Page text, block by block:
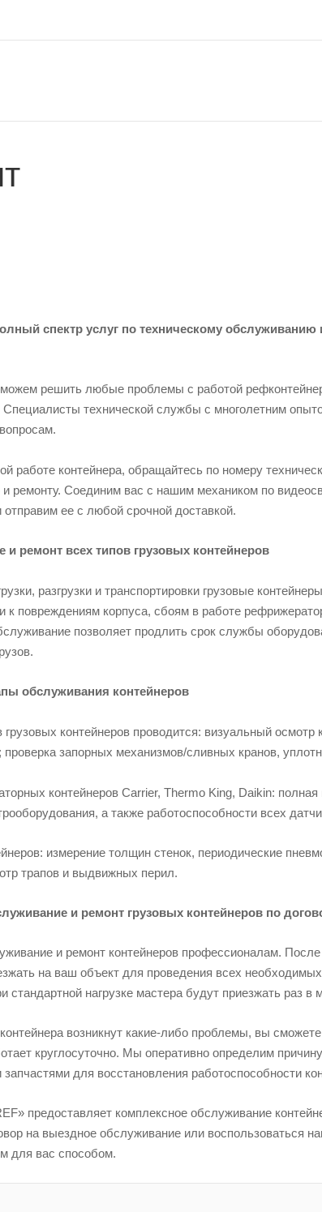
спектр услуг по техническому
решить любые проблемы с работой
технической службы с многолетним
работе контейнера, обращайтесь по номеру
ремонту. Соединим вас с нашим механиком по
ее с любой срочной доставкой.
и ремонт всех типов грузовых контейнеров
разгрузки и транспортировки грузовые
к повреждениям корпуса, сбоям в работе
позволяет продлить срок службы
обслуживания контейнеров
грузовых контейнеров проводится: визуальный
проверка запорных механизмов/сливных кранов,
контейнеров Carrier, Thermo King, Daikin: полная
а также работоспособности всех
измерение толщин стенок, периодические
трапов и выдвижных перил.
и ремонт грузовых контейнеров по
и ремонт контейнеров профессионалам.
на ваш объект для проведения всех
стандартной нагрузке мастера будут приезжать
возникнут какие-либо проблемы, вы
круглосуточно. Мы оперативно определим
для восстановления работоспособности
предоставляет комплексное обслуживание
на выездное обслуживание или воспользоваться
для вас способом.